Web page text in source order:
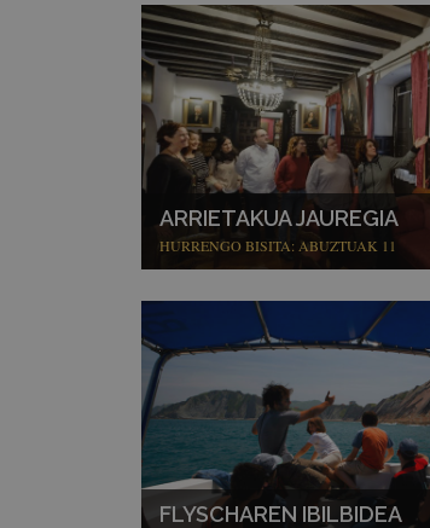
ARRIETAKUA JAUREGIA
HURRENGO BISITA: ABUZTUAK 11
FLYSCHAREN IBILBIDEA